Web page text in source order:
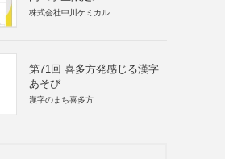
株式会社中川ケミカル
第71回 喜多方発感じる漢字
あそび
漢字のまち喜多方